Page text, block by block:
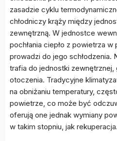
zasadzie cyklu
chłodniczy krąży między
zewnętrzną. W jednostce
pochłania ciepło z powietrza
prowadzi do jego schłodzenia.
trafia do jednostki zewnętrznej,
otoczenia. Tradycyjne
na obniżaniu temperatury,
powietrze, co może być
oferują one jednak wymiany
w takim stopniu, jak rekuperacja.